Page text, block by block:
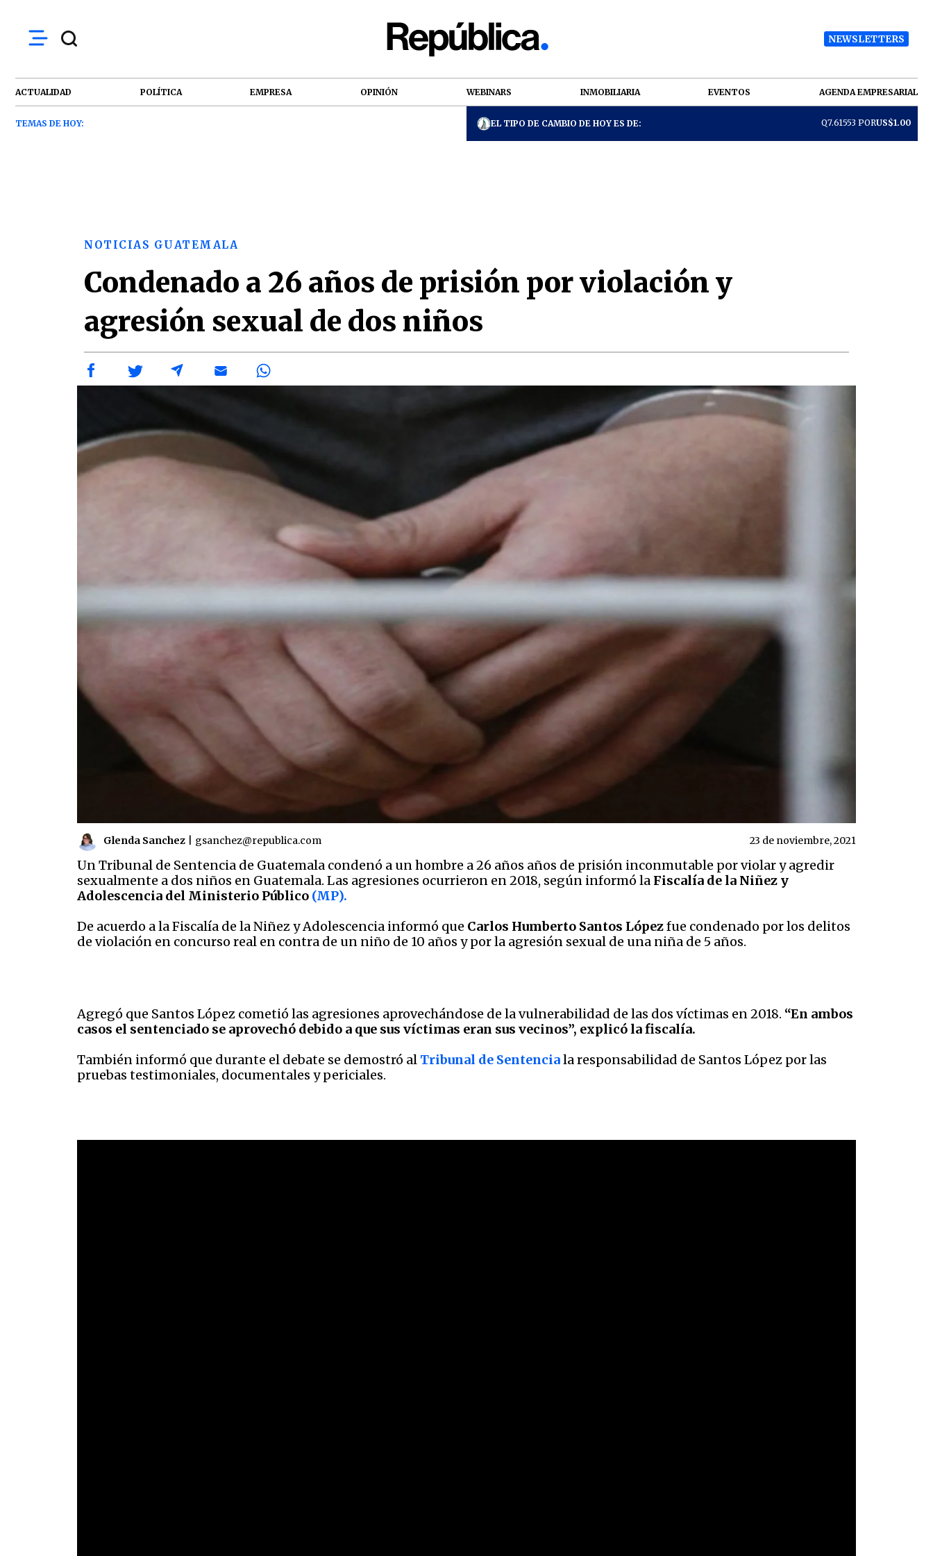
NEWSLETTERS
ACTUALIDAD POLÍTICA EMPRESA OPINIÓN WEBINARS INMOBILIARIA EVENTOS AGENDA EMPRESARIAL
TEMAS DE HOY: EL TIPO DE CAMBIO DE HOY ES DE: Q7.61553 PORUS$1.00
NOTICIAS GUATEMALA
Condenado a 26 años de prisión por violación y
agresión sexual de dos niños
Glenda Sanchez gsanchez@republica.com 23 de noviembre, 2021
Un Tribunal de Sentencia de Guatemala condenó a un hombre a 26 años años de prisión inconmutable por violar y agredir
sexualmente a dos niños en Guatemala. Las agresiones ocurrieron en 2018, según informó la Fiscalía de la Niñez y
Adolescencia del Ministerio Público (MP).
De acuerdo a la Fiscalía de la Niñez y Adolescencia informó que Carlos Humberto Santos Lópezfue condenado por los delitos
de violación en concurso real en contra de un niño de 10 años y por la agresión sexual de una niña de 5 años.
Agregó que Santos López cometió las agresiones aprovechándose de la vulnerabilidad de las dos víctimas en 2018. “En ambos
casos el sentenciado se aprovechó debido a que sus víctimas eran sus vecinos”, explicó la fiscalía.
También informó que durante el debate se demostró al Tribunal de Sentenciala responsabilidad de Santos López por las
pruebas testimoniales, documentales y periciales.